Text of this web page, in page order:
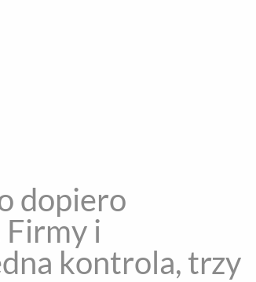
dopiero
i
kontrola, trzy